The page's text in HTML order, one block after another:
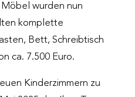
wurden nun
komplette
Bett, Schreibtisch
ca. 7.500 Euro.
Kinderzimmern zu